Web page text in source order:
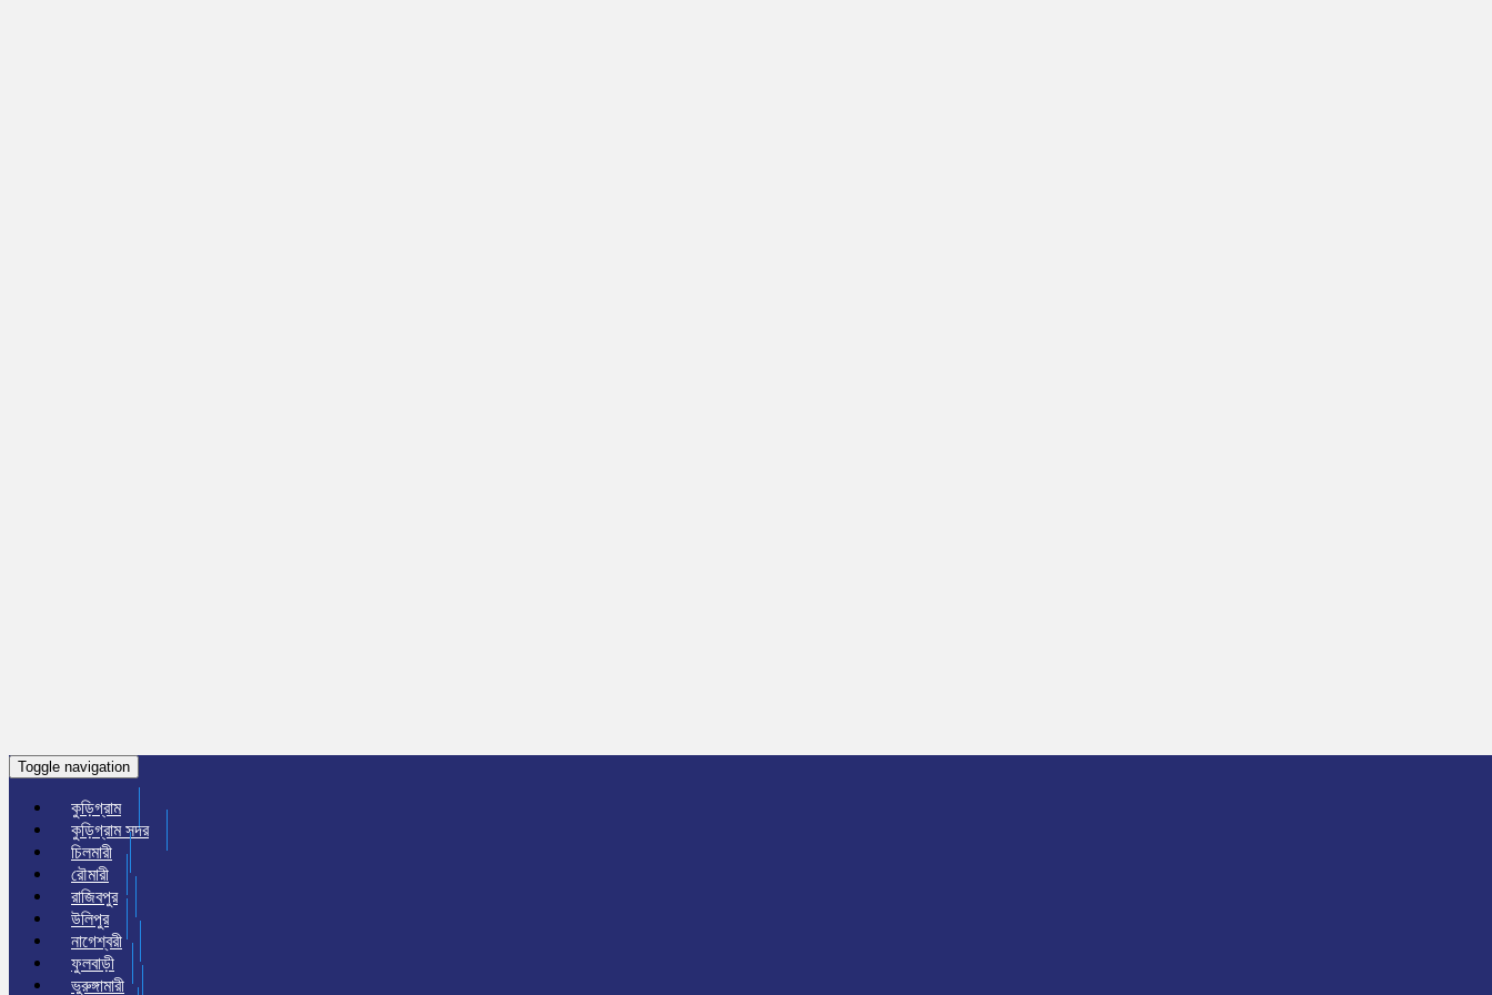
Toggle navigation
কুড়িগ্রাম
কুড়িগ্রাম সদর
চিলমারী
রৌমারী
রাজিবপুর
উলিপুর
নাগেশ্বরী
ফুলবাড়ী
ভুরুঙ্গামারী